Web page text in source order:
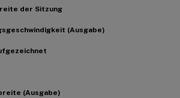
der Sitzung
(Ausgabe)
(Ausgabe)